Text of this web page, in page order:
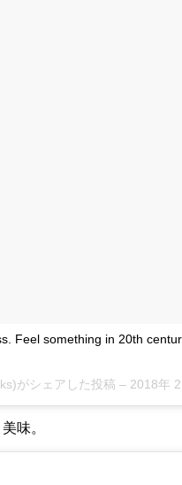
Feel something in 20th
がシェアした投稿 – 2018年 2月月23日午前12時
味。